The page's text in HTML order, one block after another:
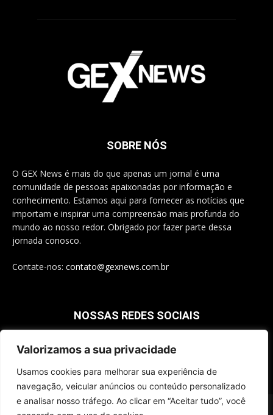
Valorizamos a sua privacidade
Usamos cookies para melhorar sua experiência de
navegação, veicular anúncios ou conteúdo personalizado
e analisar nosso tráfego. Ao clicar em “Aceitar tudo”, você
SOBRE NÓS
O GEX News é mais do que apenas um jornal é uma
comunidade de pessoas apaixonadas por informação e
conhecimento. Estamos aqui para fornecer as notícias que
importam e inspirar uma compreensão mais profunda do
mundo ao nosso redor. Obrigado por fazer parte dessa
jornada conosco.
Contate-nos: contato@gexnews.com.br
NOSSAS REDES SOCIAIS
© 2025 - Todos os Direitos Reservados a GEX - CNPJ 37.924.406/0001-